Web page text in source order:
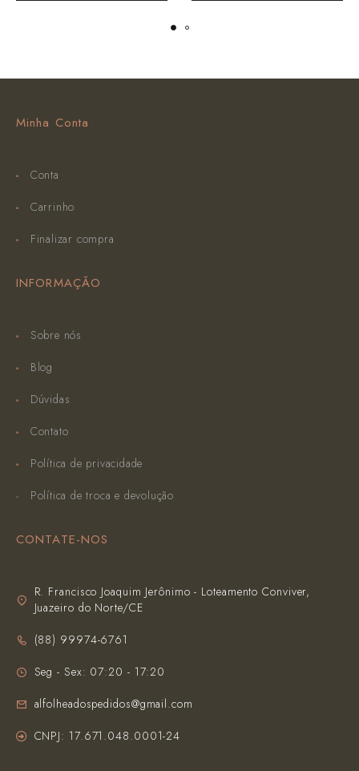
Minha Conta
Conta
Carrinho
Finalizar compra
INFORMAÇÃO
Sobre nós
Blog
Dúvidas
Contato
Política de privacidade
Política de troca e devolução
CONTATE-NOS
R. Francisco Joaquim Jerônimo - Loteamento Conviver,
Juazeiro do Norte/CE
(‪88) 99974-6761‬
Seg - Sex: 07:20 - 17:20
alfolheadospedidos@gmail.com
CNPJ: 17.671.048.0001-24